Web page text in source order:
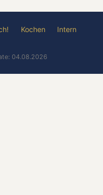
Kochen Intern
04.08.2026